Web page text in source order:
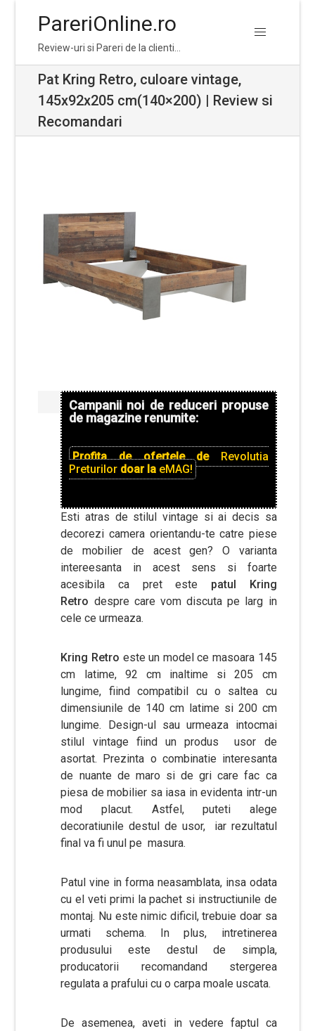
navigation
content
PareriOnline.ro
Review-uri si Pareri de la clienti…
Pat Kring Retro, culoare vintage,
145x92x205 cm(140×200) | Review si
Recomandari
Campanii noi de reduceri propuse
de magazine renumite:
Profita de ofertele de Revolutia
Preturilor doar la eMAG!
Esti atras de stilul vintage si ai decis sa
decorezi camera orientandu-te catre piese
de mobilier de acest gen? O varianta
intereesanta in acest sens si foarte
acesibila ca pret este patul Kring
Retro despre care vom discuta pe larg in
cele ce urmeaza.
Kring Retro este un model ce masoara 145
cm latime, 92 cm inaltime si 205 cm
lungime, fiind compatibil cu o saltea cu
dimensiunile de 140 cm latime si 200 cm
lungime. Design-ul sau urmeaza intocmai
stilul vintage fiind un produs usor de
asortat. Prezinta o combinatie interesanta
de nuante de maro si de gri care fac ca
piesa de mobilier sa iasa in evidenta intr-un
mod placut. Astfel, puteti alege
decoratiunile destul de usor, iar rezultatul
final va fi unul pe masura.
Patul vine in forma neasamblata, insa odata
cu el veti primi la pachet si instructiunile de
montaj. Nu este nimic dificil, trebuie doar sa
urmati schema. In plus, intretinerea
produsului este destul de simpla,
producatorii recomandand stergerea
regulata a prafului cu o carpa moale uscata.
De asemenea, aveti in vedere faptul ca